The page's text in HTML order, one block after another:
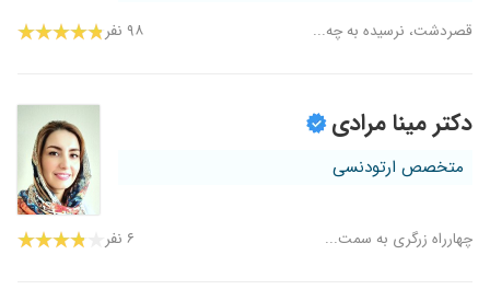
قصردشت، نرسیده به چه... ۹۸ نفر
دکتر مینا مرادی
متخصص ارتودنسی
چهارراه زرگری به سمت... ۶ نفر